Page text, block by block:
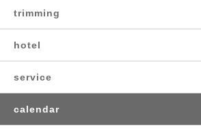
trimming
hotel
service
calendar